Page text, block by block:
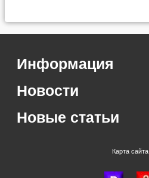
Информация
Новости
Новые статьи
Карта сайта